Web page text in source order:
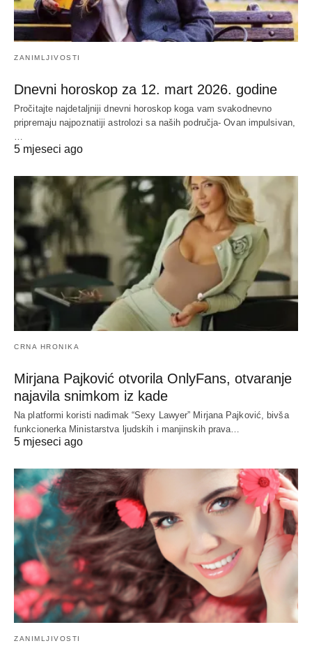
ZANIMLJIVOSTI
Dnevni horoskop za 12. mart 2026. godine
Pročitajte najdetaljniji dnevni horoskop koga vam svakodnevno
pripremaju najpoznatiji astrolozi sa naših područja- Ovan impulsivan,
…
5 mjeseci ago
CRNA HRONIKA
Mirjana Pajković otvorila OnlyFans, otvaranje
najavila snimkom iz kade
Na platformi koristi nadimak “Sexy Lawyer” Mirjana Pajković, bivša
funkcionerka Ministarstva ljudskih i manjinskih prava…
5 mjeseci ago
ZANIMLJIVOSTI